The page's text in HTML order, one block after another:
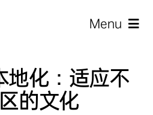
Menu
地化：适应不
的文化